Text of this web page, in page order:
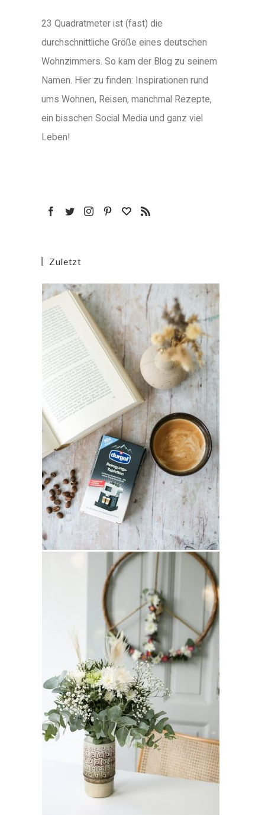
23 Quadratmeter ist (fast) die
durchschnittliche Größe eines deutschen
Wohnzimmers. So kam der Blog zu seinem
Namen. Hier zu finden: Inspirationen rund
ums Wohnen, Reisen, manchmal Rezepte,
ein bisschen Social Media und ganz viel
Leben!
Zuletzt